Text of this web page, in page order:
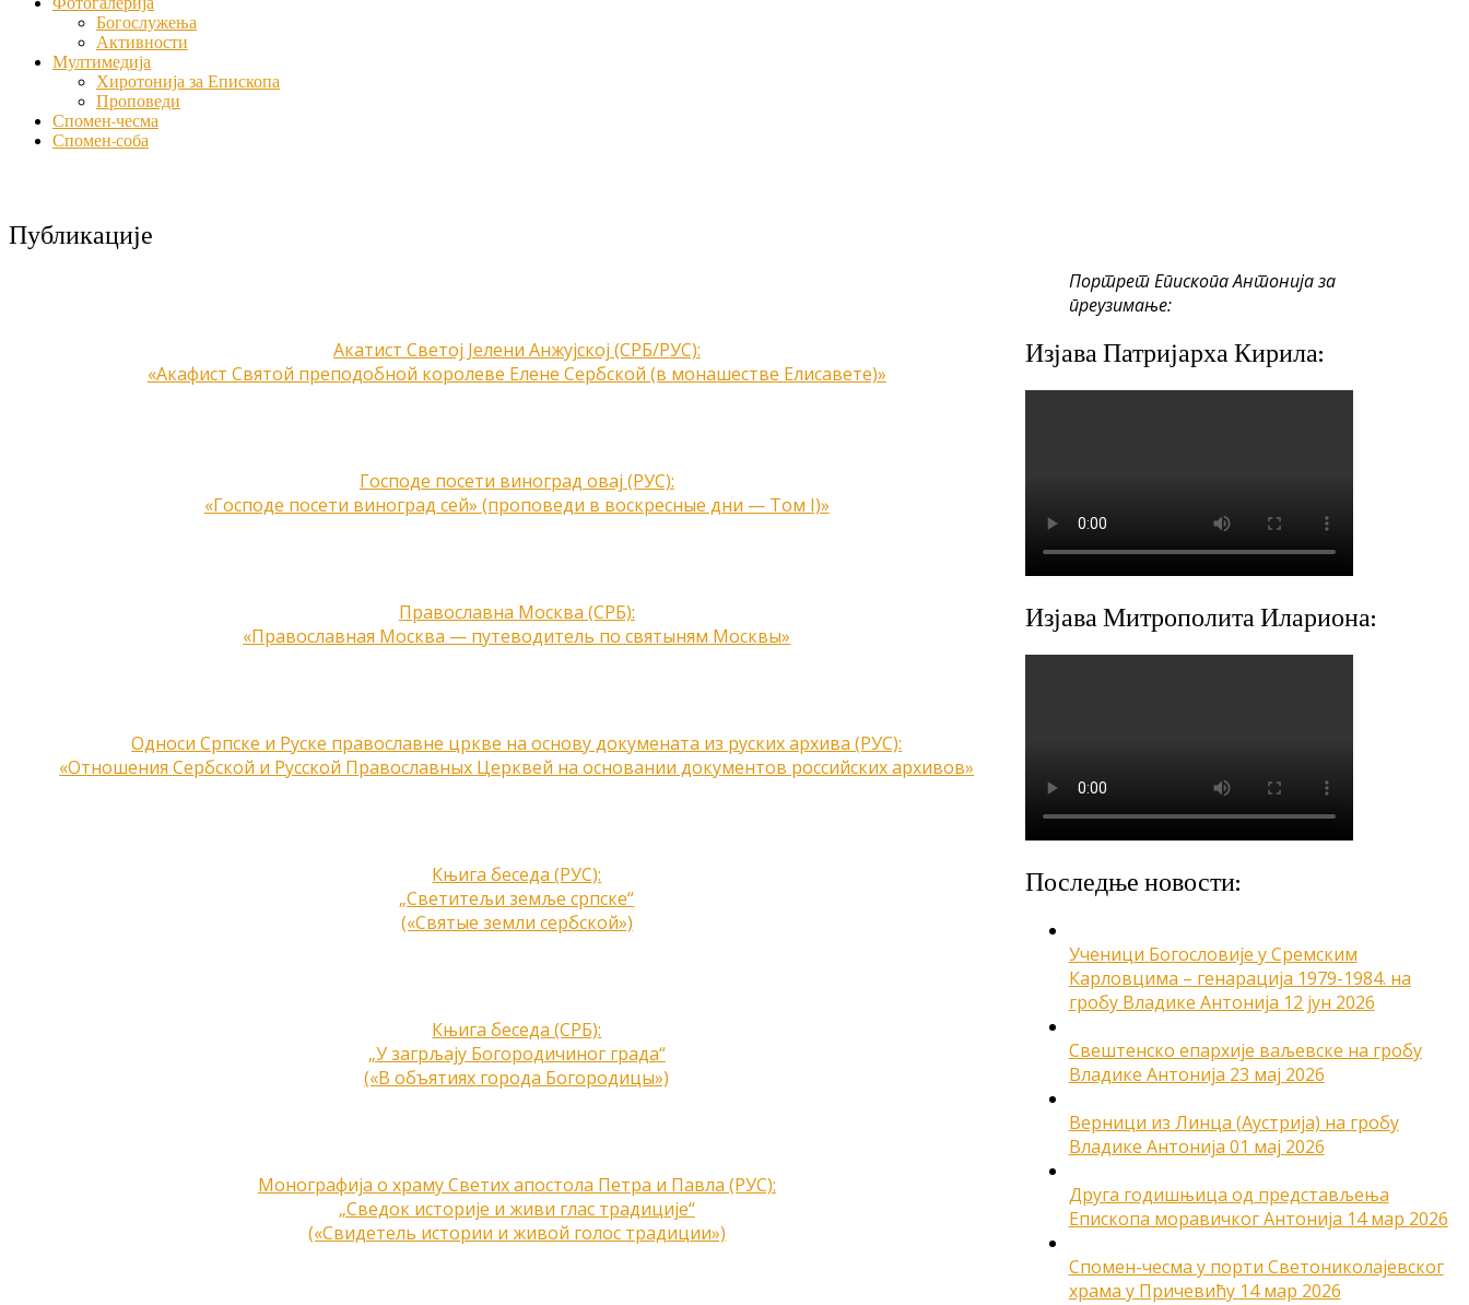
Богослужења
Активности
Мултимедија
Хиротонија за Епископа
Проповеди
Спомен-чесма
Спомен-соба
Публикације
Акатист Светој Јелени Анжујској (СРБ/РУС):
«Акафист Святой преподобной королеве Елене Сербской (в монашестве Елисавете)»
Господе посети виноград овај (РУС):
«Господе посети виноград сей» (проповеди в воскресные дни — Том I)»
Православна Москва (СРБ):
«Православная Москва — путеводитель по святыням Москвы»
Односи Српске и Руске православне цркве на основу докумената из руских архива (РУС):
«Отношения Сербской и Русской Православных Церквей на основании документов российских архивов»
Књига беседа (РУС):
„Светитељи земље српске“
(«Святые земли сербской»)
Књига беседа (СРБ):
„У загрљају Богородичиног града“
(«В объятиях города Богородицы»)
Монографија о храму Светих апостола Петра и Павла (РУС):
„Сведок историје и живи глас традиције“
(«Свидетель истории и живой голос традиции»)
Портрет Епископа Антонија за
преузимање:
Изјава Патријарха Кирила:
Изјава Митрополита Илариона:
Последње новости:
Ученици Богословије у Сремским
Карловцима – генарација 1979-1984. на
гробу Владике Антонија 12 јун 2026
Свештенско епархије ваљевске на гробу
Владике Антонија 23 мај 2026
Верници из Линца (Аустрија) на гробу
Владике Антонија 01 мај 2026
Друга годишњица од представљења
Епископа моравичког Антонија 14 мар 2026
Спомен-чесма у порти Светониколајевског
храма у Причевићу 14 мар 2026